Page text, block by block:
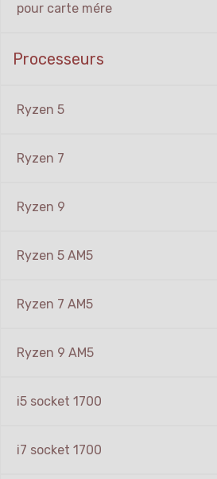
pour carte mére
Processeurs
Ryzen 5
Ryzen 7
Ryzen 9
Ryzen 5 AM5
Ryzen 7 AM5
Ryzen 9 AM5
i5 socket 1700
i7 socket 1700